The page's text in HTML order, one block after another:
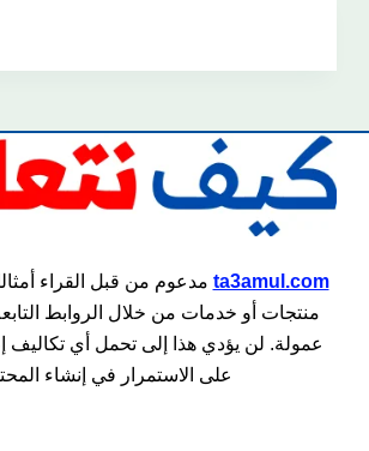
ta3amul.com مدعوم من قبل القراء
منتجات أو خدمات من خلال الروابط
عمولة. لن يؤدي هذا إلى تحمل أي تكاليف
على الاستمرار في إنشاء